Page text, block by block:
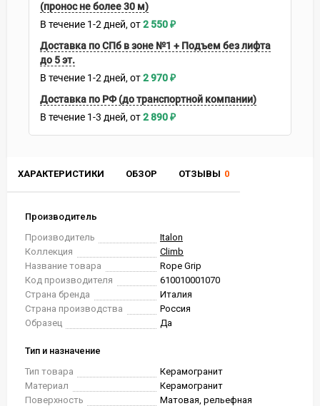
ХАРАКТЕРИСТИКИ ОБЗОР ОТЗЫВЫ 0
Производитель
Производитель
Italon
Коллекция
Climb
Название товара
Rope Grip
Код производителя
610010001070
Страна бренда
Италия
Страна производства
Россия
Образец
Да
Тип и назначение
Тип товара
Керамогранит
Материал
Керамогранит
Поверхность
Матовая, рельефная
(пронос не более 30 м)
В течение 1-2 дней 2 550₽
Доставка по СПб в зоне №1 + Подъем без лифта
до 5 эт.
В течение 1-2 дней 2 970₽
Доставка по РФ (до транспортной компании)
В течение 1-3 дней 2 890₽